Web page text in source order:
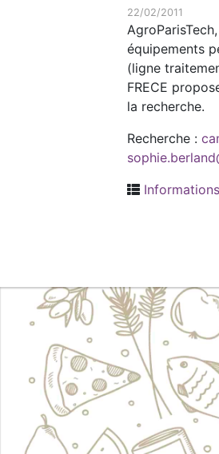
22/02/2011
équipements
(ligne
FRECE
la recherche.
Recherche :
Informations